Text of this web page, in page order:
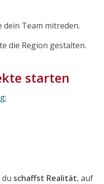
Team mitreden.
die Region gestalten.
starten
schaffst Realität, auf